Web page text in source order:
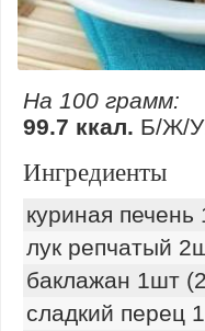
На 100 грамм:
99.7 ккал. Б/Ж/
Ингредиенты
куриная печень
лук репчатый
баклажан 1шт
сладкий перец